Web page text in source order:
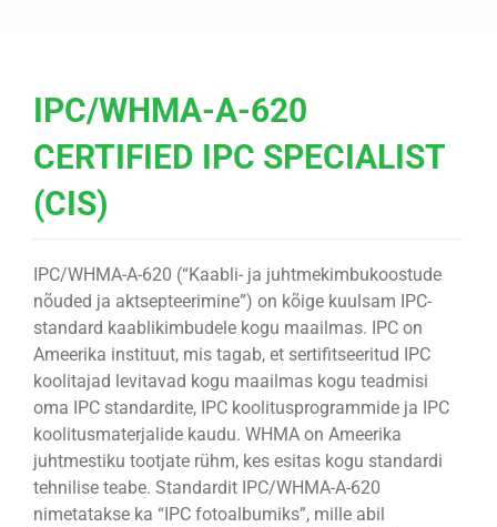
IPC/WHMA-A-620
CERTIFIED IPC SPECIALIST
(CIS)
IPC/WHMA-A-620 (“Kaabli- ja juhtmekimbukoostude
nõuded ja aktsepteerimine”) on kõige kuulsam IPC-
standard kaablikimbudele kogu maailmas. IPC on
Ameerika instituut, mis tagab, et sertifitseeritud IPC
koolitajad levitavad kogu maailmas kogu teadmisi
oma IPC standardite, IPC koolitusprogrammide ja IPC
koolitusmaterjalide kaudu. WHMA on Ameerika
juhtmestiku tootjate rühm, kes esitas kogu standardi
tehnilise teabe. Standardit IPC/WHMA-A-620
nimetatakse ka “IPC fotoalbumiks”, mille abil